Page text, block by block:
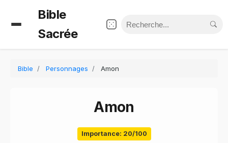
Bible
Sacrée
Bible Personnages Amon
Amon
Importance: 20/100